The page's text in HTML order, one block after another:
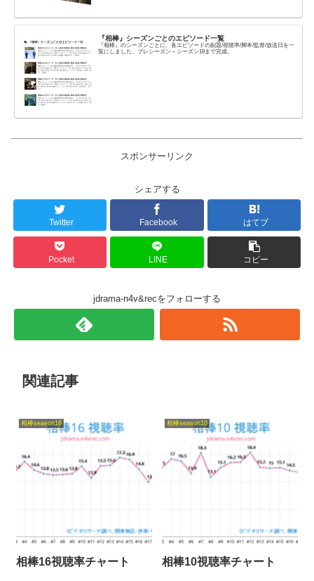
『相棒』シーズンごとのエピソード一覧
『相棒』のシーズンごとに、各エピソードの副題/視聴率/脚本/監督/放送日を一
覧にしました。プレシーズン～シーズン19まで完成。
スポンサーリンク
シェアする
Twitter Facebook はてブ
Pocket LINE コピー
jdrama-n4v&recをフォローする
関連記事
相棒season16
相棒16視聴率チャート
相棒season10
相棒10視聴率チャート